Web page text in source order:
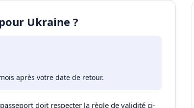
Ukraine ?
après votre date de retour.
doit respecter la règle de validité ci-